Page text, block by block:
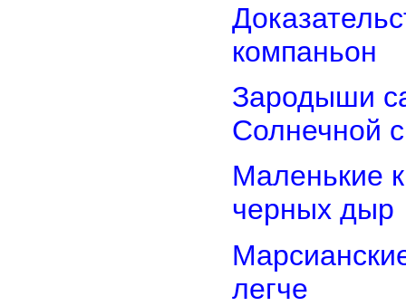
компаньон
Зародыши
Солнечной
Маленькие
черных дыр
легче